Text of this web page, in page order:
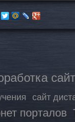
сайт
порталов